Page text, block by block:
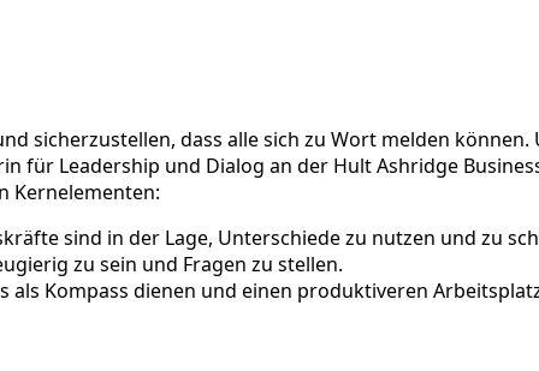
sicherzustellen, dass alle sich zu Wort melden
für Leadership und Dialog an der Hult Ashridge
Kernelementen:
sind in der Lage, Unterschiede zu nutzen und zu
zu sein und Fragen zu stellen.
Kompass dienen und einen produktiveren